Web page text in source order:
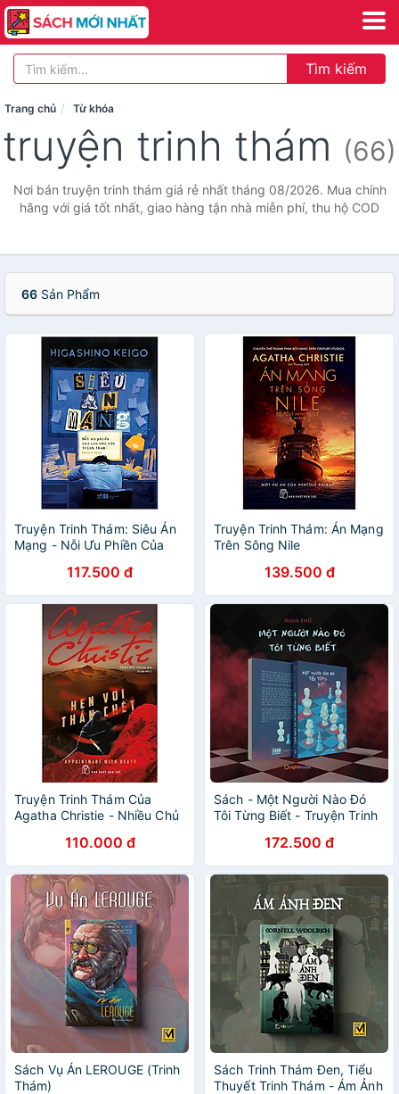
Tìm kiếm
Trang chủ Từ khóa
truyện trinh thám (66)
Nơi bán truyện trinh thám giá rẻ nhất tháng 08/2026. Mua chính
hãng với giá tốt nhất, giao hàng tận nhà miễn phí, thu hộ COD
66 Sản Phẩm
Truyện Trinh Thám: Siêu Án
Mạng - Nỗi Ưu Phiền Của
117.500 đ
Truyện Trinh Thám: Án Mạng
Trên Sông Nile
139.500 đ
Truyện Trinh Thám Của
Agatha Christie - Nhiều Chủ
110.000 đ
Sách - Một Người Nào Đó
Tôi Từng Biết - Truyện Trinh
172.500 đ
Sách Vụ Án LEROUGE (Trinh
Thám)
Sách Trinh Thám Đen, Tiểu
Thuyết Trinh Thám - Ám Ảnh